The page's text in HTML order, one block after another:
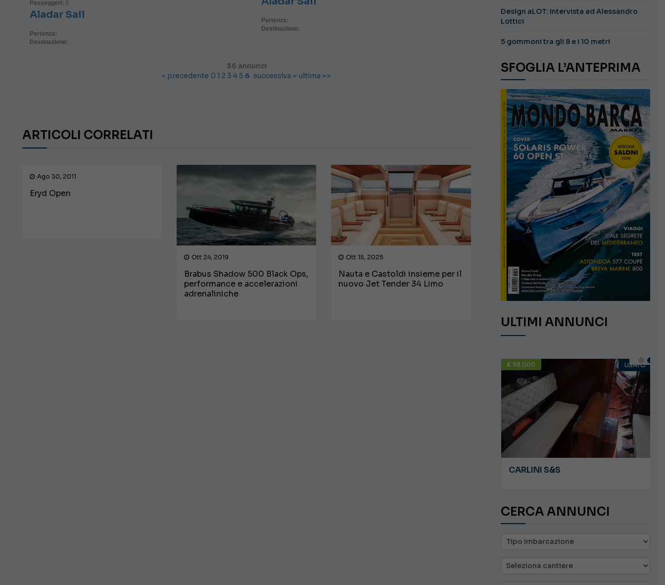
Passeggeri: 0
Aladar Sail
Partenza:
Destinazione:
Partenza:
Destinazione:
36 annunci
< precedente 0 1 2 3 4 5 6 successiva > ultima >>
ARTICOLI CORRELATI
Ago 30, 2011
Eryd Open
Ott 24, 2019
Brabus Shadow 500 Black Ops,
performance e accelerazioni
adrenaliniche
Ott 15, 2025
Nauta e Castoldi insieme per il
nuovo Jet Tender 34 Limo
Design aLOT: intervista ad Alessandro
Lottici
5 gommoni tra gli 8 e i 10 metri
SFOGLIA L’ANTEPRIMA
ULTIMI ANNUNCI
€ 58.000 USATO
CARLINI S&S
CERCA ANNUNCI